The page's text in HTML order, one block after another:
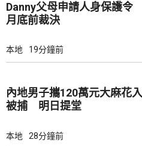
Danny父母申請人身保護
月底前裁決
本地 19分鐘前
內地男子攜120萬元大麻花
被捕 明日提堂
本地 28分鐘前